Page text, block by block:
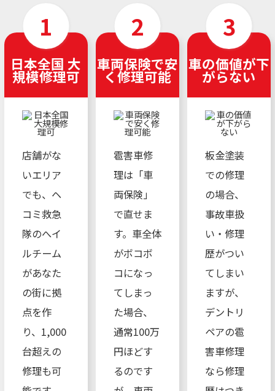
日本全国 大
規模修理可
店舗がな
いエリア
でも、ヘ
コミ救急
隊のへイ
ルチーム
があなた
の街に拠
点を作
り、1,000
台超えの
修理も可
車両保険で安
く修理可能
雹害車修
理は「車
両保険」
で直せま
す。車全体
がボコボ
コになっ
てしまっ
た場合、
通常100万
円ほどす
るのです
車の価値が下
がらない
板金塗装
での修理
の場合、
事故車扱
い・修理
歴がつい
てしまい
ますが、
デントリ
ペアの雹
害車修理
なら修理